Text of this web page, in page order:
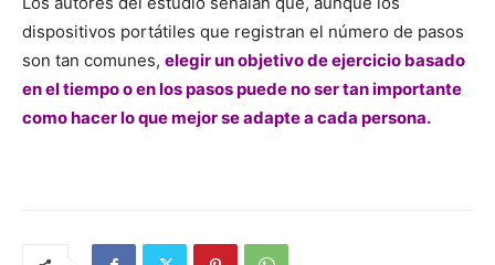
dispositivos portátiles que registran el número de pasos
son tan comunes, elegir un objetivo de ejercicio basado
en el tiempo o en los pasos puede no ser tan importante
como hacer lo que mejor se adapte a cada persona.